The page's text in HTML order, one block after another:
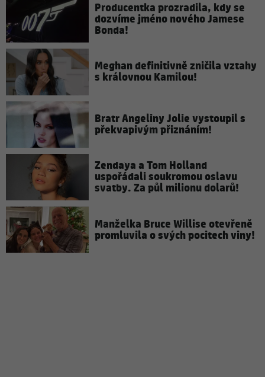
Producentka prozradila, kdy se
dozvíme jméno nového Jamese
Bonda!
Meghan definitivně zničila vztahy
s královnou Kamilou!
Bratr Angeliny Jolie vystoupil s
překvapivým přiznáním!
Zendaya a Tom Holland
uspořádali soukromou oslavu
svatby. Za půl milionu dolarů!
Manželka Bruce Willise otevřeně
promluvila o svých pocitech viny!